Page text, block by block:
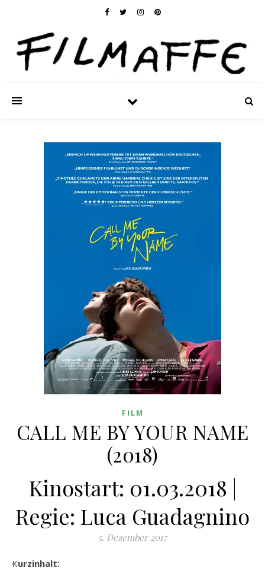
FILM
CALL ME BY YOUR NAME
(2018)
Kinostart: 01.03.2018 |
Regie: Luca Guadagnino
5. Dezember 2017
Kurzinhalt: